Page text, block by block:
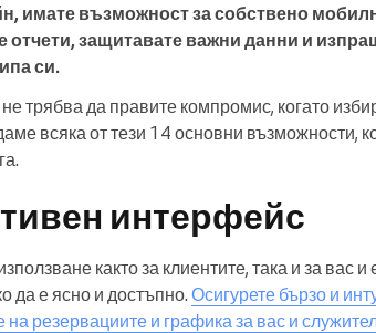
имате възможност за собствено
отчети, защитавате важни данни и
си.
трябва да правите компромис, когато
всяка от тези 14 основни възможности,
интерфейс
както за клиентите, така и за вас
да е ясно и достъпно.Осигурете бързо и
резервациите и графика за вас и